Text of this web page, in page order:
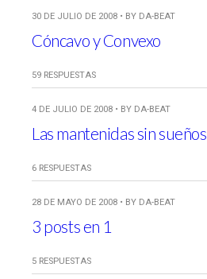
30 DE JULIO DE 2008 • BY DA-BEAT
Cóncavo y Convexo
59 RESPUESTAS
4 DE JULIO DE 2008 • BY DA-BEAT
Las mantenidas sin sueños
6 RESPUESTAS
28 DE MAYO DE 2008 • BY DA-BEAT
3 posts en 1
5 RESPUESTAS